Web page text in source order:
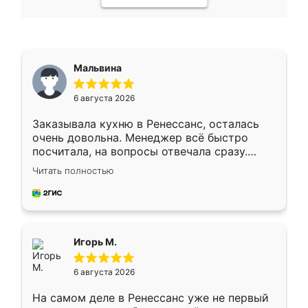
Мальвина
6 августа 2026
Заказывала кухню в Ренессанс, осталась
очень довольна. Менеджер всё быстро
посчитала, на вопросы отвечала сразу.
Замерщик приехал в субботу, подошёл к
делу со всей ответственностью. Собрали
за день, ребята работали аккуратно, даже
Читать полностью
Игорь М.
6 августа 2026
На самом деле в Ренессанс уже не первый